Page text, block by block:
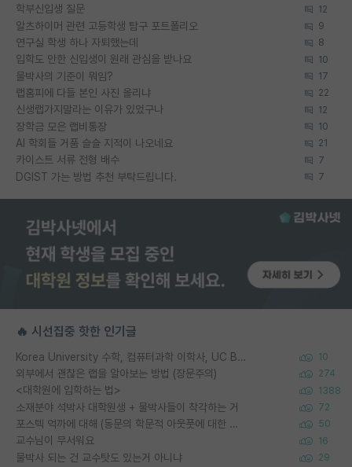
학부신입생 질문 12
알츠하이머 관련 고등학생 탐구 포트폴리오 9
연구실 학생 하나 자퇴했는데 8
입학도 안한 신입생이 원래 관심을 받나요 10
물박사의 기준이 뭐임? 17
랩홈피에 다들 본인 사진 올리냐 22
신생랩가지말라는 이유가 있었구나 12
장학금 모은 랩비통장 10
AI 학회들 거품 슬슬 지적이 나오네요 21
카이스트 서류 전형 배수 7
DGIST 가는 방법 추천 부탁드립니다. 7
🔥 시선집중 핫한 인기글
Korea University 수학, 컴퓨터과학 이학사, UC Berkeley 산업공학 대학원 공학박사가 되는 것은 쉽지 않겠죠? 10
외부에서 괜찮은 랩을 알아보는 방법 (장문주의) 274
<대학원에 입학하는 법> 1388
소재분야 석박사 대학원생 + 물박사들이 착각하는 거 72
포스텍 억까에 대해 (동문의 학문적 아웃풋에 대한 반박) 50
교수님이 무서워요 16
물박사 되는 건 교수탓도 있는거 아니냐 29